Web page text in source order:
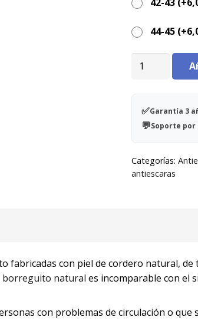
44-45 (+
Botas
cantidad
✅Garantía 3
💬Soporte
Categorías:
antiescaras
fabricadas con piel de cordero natural, de
borreguito natural es incomparable con el
con problemas de circulación o que